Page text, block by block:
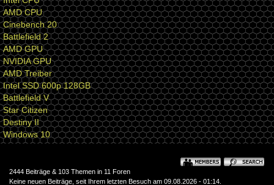
AMD CPU
Cinebench 20
Battlefield 2
AMD GPU
NVIDIA GPU
AMD Treiber
Intel SSD 600p 128GB
Battlefield V
Star Citizen
Destiny II
Windows 10
2444 Beiträge & 103 Themen in 11 Foren
Keine neuen Beiträge, seit Ihrem letzten Besuch am 09.08.2026 - 01:14.